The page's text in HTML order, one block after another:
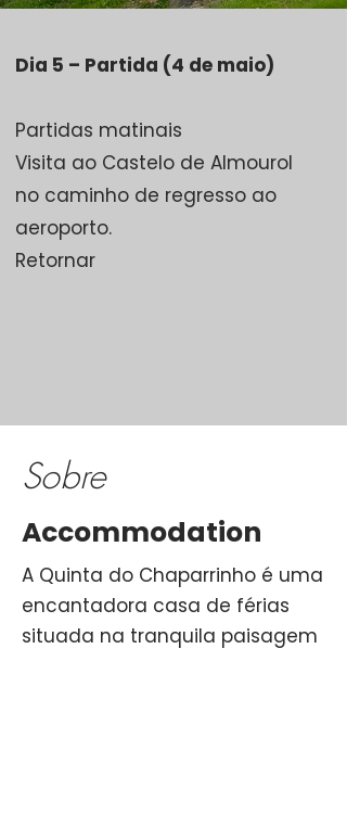
Dia 5 – Partida (4 de maio)
Partidas matinais
Visita ao Castelo de Almourol
no caminho de regresso ao
aeroporto.
Retornar
Sobre
Accommodation
A Quinta do Chaparrinho é uma
encantadora casa de férias
situada na tranquila paisagem